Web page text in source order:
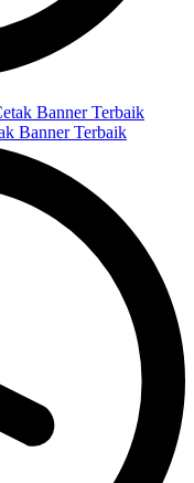
Banner Terbaik